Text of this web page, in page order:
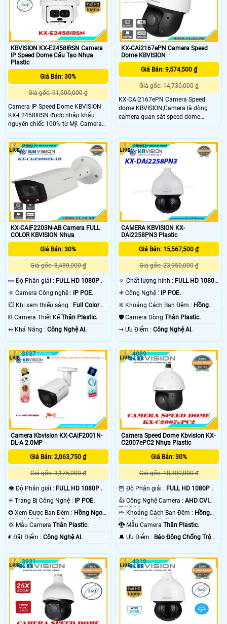
ảnh chất lượng nhất mang đến trải
nghiệm tuyệt vời cho khách hàng
KBVISION KX-E2458IRSN Camera
IP Speed Dome Cấu Tạo Nhựa
Plastic
Giá Bán: 30%
Giá gốc: 91,500,000 ₫
Camera IP Speed Dome KBVISION
KX-E2458IRSN được nhập khẩu
nguyên chiếc 100% từ Mỹ. Camera
hồng ngoại độ phân giải 2.0
Megapixel hình ảnh HD siêu nét, hỗ
trợ chống ngược sáng, khả năng
chống nước và bụi IP67
KX-CAi2167ePN Camera Speed
Dome KBVISION
Giá Bán: 9,574,500 ₫
Giá gốc: 14,730,000 ₫
KX-CAi2167ePN Camera Speed
dome KBVISION,Camera là dòng
camera quan sát speed dome
chuyên dụng ngoài trời camera có
Cảm biến STARVIS CMOS kích thước
1/2. 8. ,Độ phân giải 2 Megapixel
25/30fps@2MP. ,Chuẩn nén hình
KX-CAiF2203N-AB Camera FULL
COLOR KBVISION Nhựa
Giá Bán: 30%
Giá gốc: 8,480,000 ₫
️👀 Độ Phân giải : FULL HD 1080P .
⚛️ Camera Công nghệ : IP POE.
💥 Khi xem thiếu sáng : Full Color
30m Có Màu Ban Đêm.
⛓ Camera Thiết KếThân Plastic.
️↭ Khả Năng : Công Nghệ AI.
2857
CAMERA KBVISION KX-
DAi2258PN3 Plastic
Giá Bán: 15,567,500 ₫
Giá gốc: 23,950,000 ₫
🔅 Chất lượng hình : FULL HD 1080P
✳️ Công Nghệ : IP POE.
❈ Khoảng Cách Ban Đêm : Hồng
Ngoại 150m Starlight.
🛡 Camera DòngThân Plastic.
️⇝ Ưu Điểm :Công Nghệ AI.
2970
Camera Kbvision KX-CAiF2001N-
DL-A 2.0MP
Giá Bán: 2,063,750 ₫
Giá gốc: 3,175,000 ₫
👁 Độ Phân giải : FULL HD 1080P .
✳️ Trang Bị Công Nghệ : IP POE.
✪ Xem Được Ban Đêm : Hồng Ngoại
30m Có Màu Ban Ðêm.
💢 Mẫu Camera Thân Plastic.
️₤ Đặt Điểm : Công Nghệ AI.
3637
Camera Speed Dome Kbvision KX-
C2007ePC2 Nhựa Plastic
Giá Bán: 30%
Giá gốc: 18,300,000 ₫
🦉 Độ Phân giải : FULL HD 1080P .
👍 Công Nghệ Camera :AHD CVI
TVI BCS.
🔦 Khoảng Cách Ban Đêm : Hồng
Ngoại 100m Starlight.
🐉️ Mẫu CameraThân Plastic.
️🔔 Ưu Điểm : Báo Động Chống Trộm
4089
3931 4319